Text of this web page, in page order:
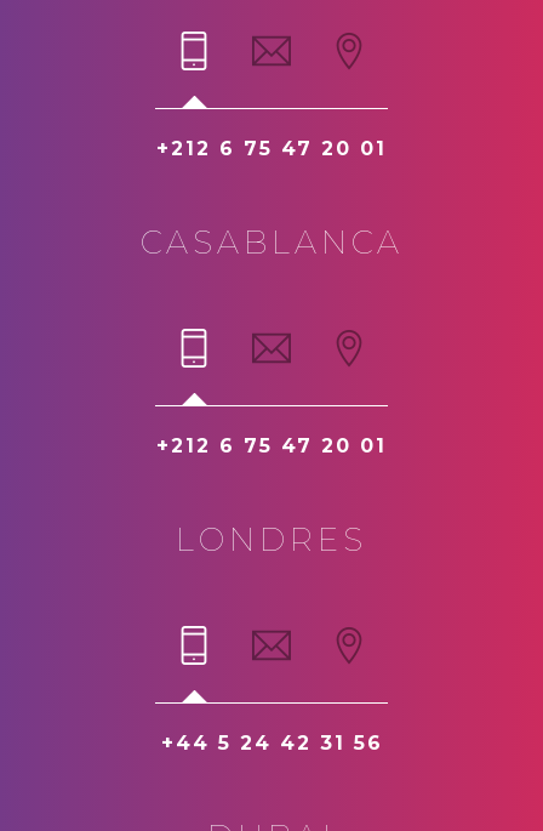
+212 6 75 47 20 01
CASABLANCA
+212 6 75 47 20 01
LONDRES
+44 5 24 42 31 56